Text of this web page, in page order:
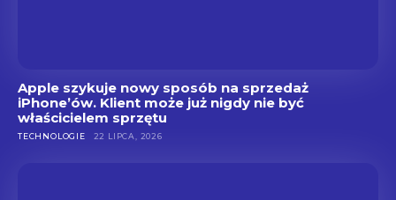
Apple szykuje nowy sposób na sprzedaż
iPhone’ów. Klient może już nigdy nie być
właścicielem sprzętu
TECHNOLOGIE 22 LIPCA, 2026